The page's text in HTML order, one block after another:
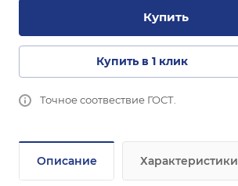
Купить
Купить в 1 клик
Точное соотвествие ГОСТ.
Описание Характеристики